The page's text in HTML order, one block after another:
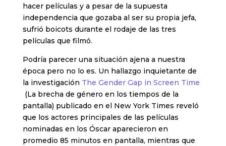
hacer películas y a pesar de la supuesta
independencia que gozaba al ser su propia jefa,
sufrió boicots durante el rodaje de las tres
películas que filmó.
Podría parecer una situación ajena a nuestra
época pero no lo es. Un hallazgo inquietante de
la investigación The Gender Gap in Screen Time
(La brecha de género en los tiempos de la
pantalla) publicado en el New York Times reveló
que los actores principales de las películas
nominadas en los Óscar aparecieron en
promedio 85 minutos en pantalla, mientras que